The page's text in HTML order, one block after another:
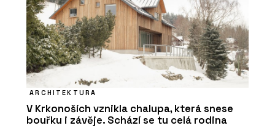
ARCHITEKTURA
V Krkonoších vznikla chalupa, která snese
bouřku i závěje. Schází se tu celá rodina